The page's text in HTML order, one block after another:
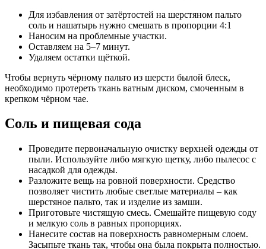
Для избавления от затёртостей на шерстяном пальто
соль и нашатырь нужно смешать в пропорции 4:1
Наносим на проблемные участки.
Оставляем на 5–7 минут.
Удаляем остатки щёткой.
Чтобы вернуть чёрному пальто из шерсти былой блеск,
необходимо протереть ткань ватным диском, смоченным в
крепком чёрном чае.
Соль и пищевая сода
Проведите первоначальную очистку верхней одежды от
пыли. Используйте либо мягкую щетку, либо пылесос с
насадкой для одежды.
Разложите вещь на ровной поверхности. Средство
позволяет чистить любые светлые материалы – как
шерстяное пальто, так и изделие из замши.
Приготовьте чистящую смесь. Смешайте пищевую соду
и мелкую соль в равных пропорциях.
Нанесите состав на поверхность равномерным слоем.
Засыпьте ткань так, чтобы она была покрыта полностью.